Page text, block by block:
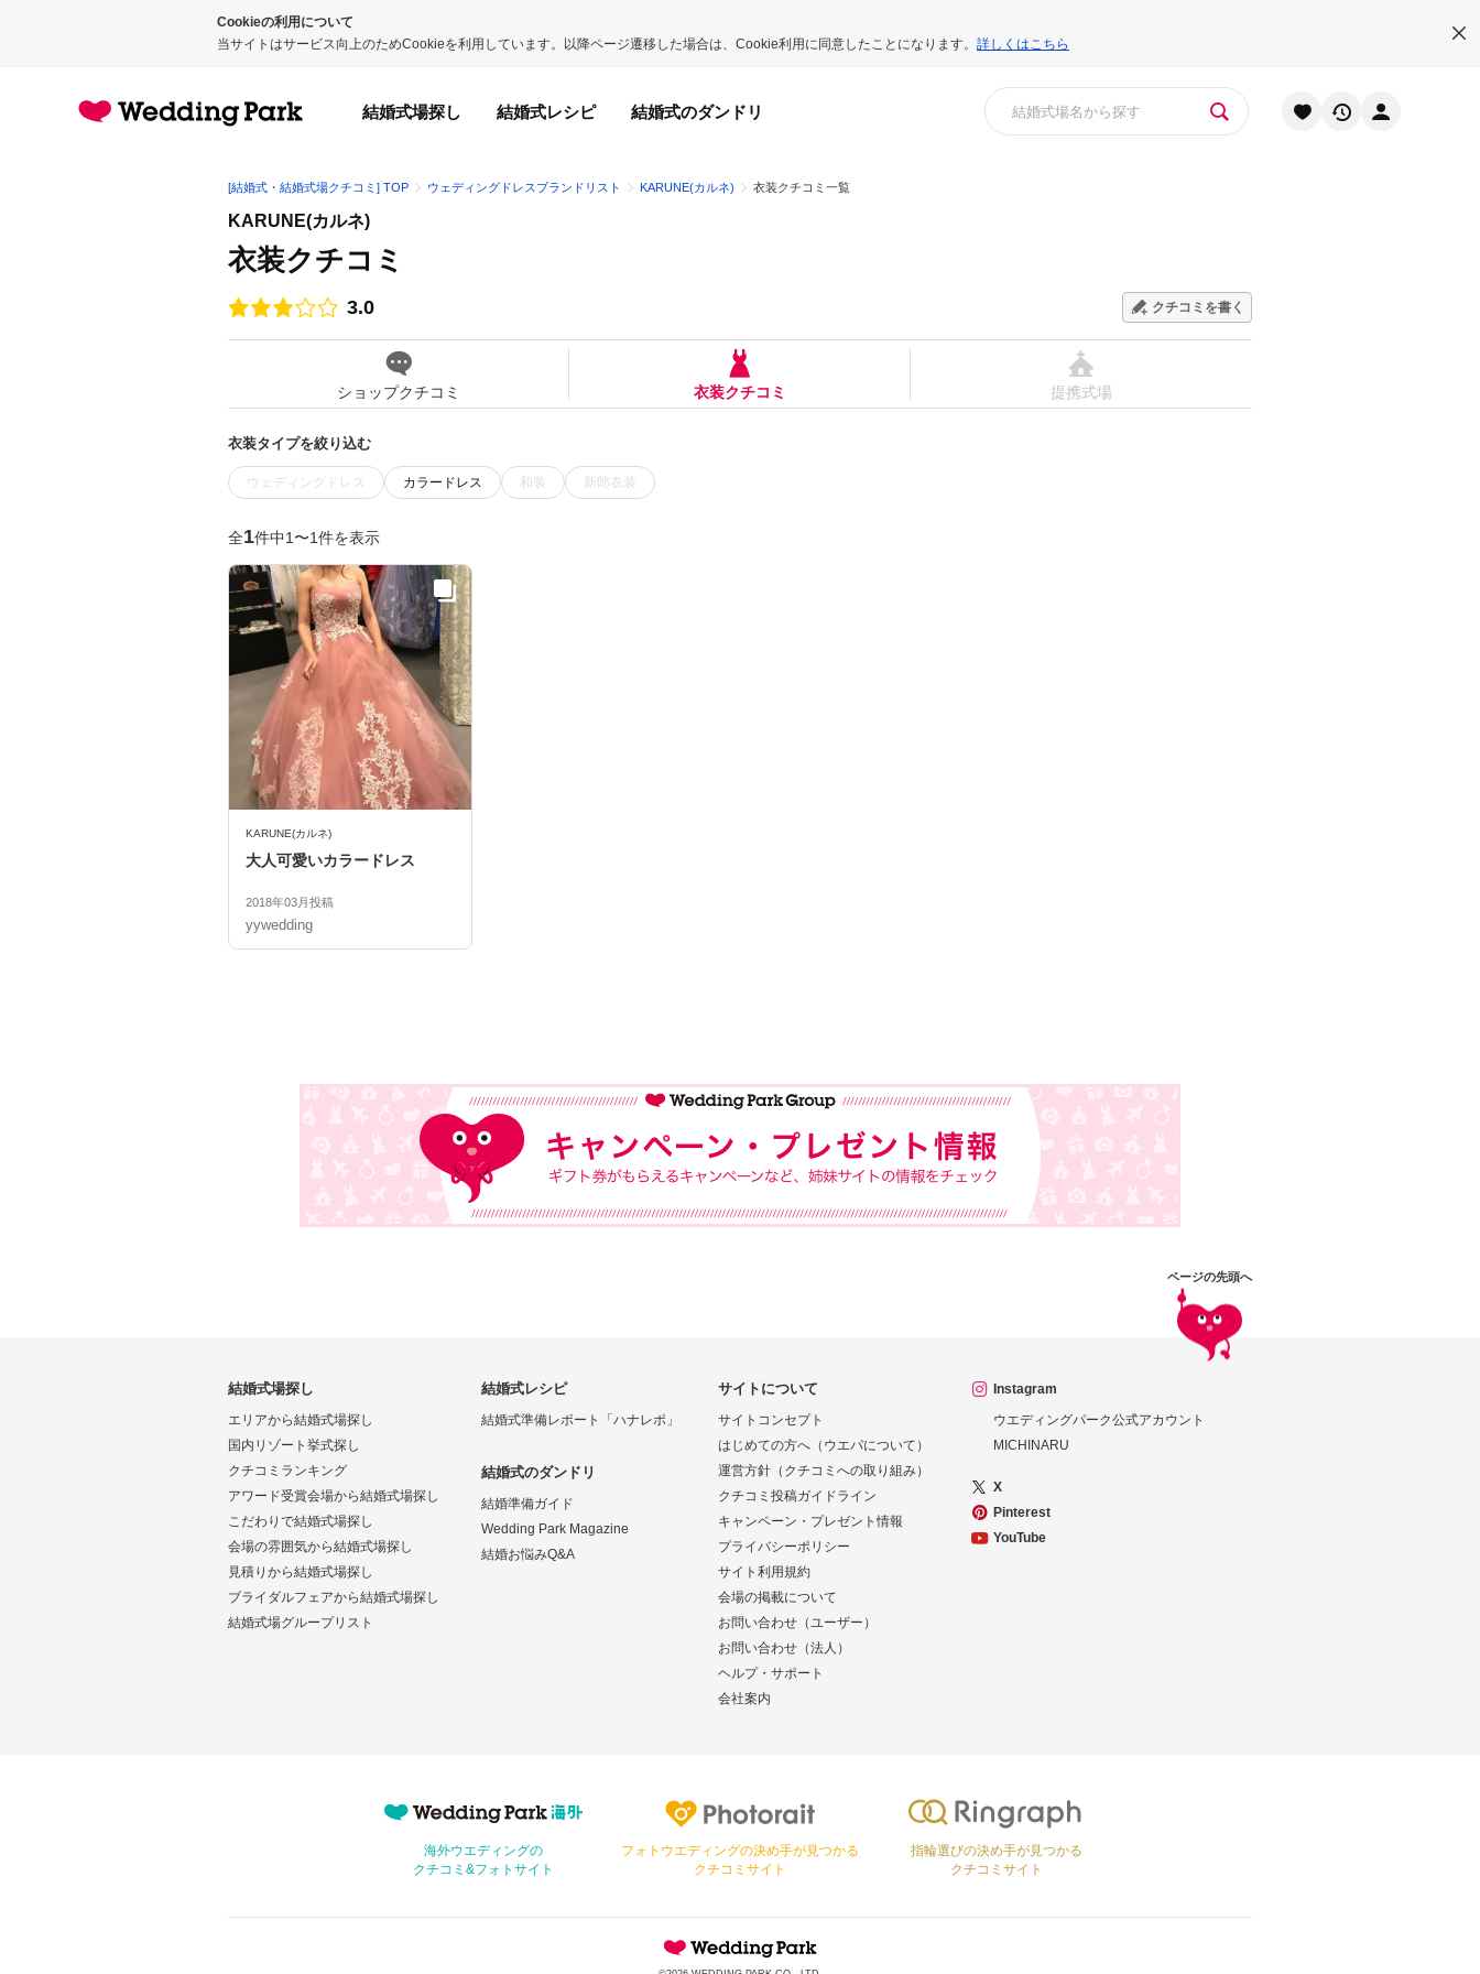
Cookieの利用について
当サイトはサービス向上のためCookieを利用しています。以降ページ遷移した場合は、Cookie利用に同意したことになります。 詳しくはこちら
結婚式場探し 結婚式レシピ 結婚式のダンドリ
[結婚式・結婚式場クチコミ] TOP ウェディングドレスブランドリスト KARUNE(カルネ) 衣装クチコミ一覧
KARUNE(カルネ)
衣装クチコミ
点数
3.0 クチコミを書く
ショップクチコミ 衣装クチコミ 提携式場
衣装タイプを絞り込む
ウェディングドレス カラードレス 和装 新郎衣装
全1件中1〜1件を表示
KARUNE(カルネ)
大人可愛いカラードレス
2018年03月投稿
yywedding
結婚式場探し
エリアから結婚式場探し
国内リゾート挙式探し
クチコミランキング
アワード受賞会場から結婚式場探し
こだわりで結婚式場探し
会場の雰囲気から結婚式場探し
見積りから結婚式場探し
ブライダルフェアから結婚式場探し
結婚式場グループリスト
結婚式レシピ
結婚式準備レポート「ハナレポ」
結婚式のダンドリ
結婚準備ガイド
Wedding Park Magazine
結婚お悩みQ&A
サイトについて
サイトコンセプト
はじめての方へ（ウエパについて）
運営方針（クチコミへの取り組み）
クチコミ投稿ガイドライン
キャンペーン・プレゼント情報
プライバシーポリシー
サイト利用規約
会場の掲載について
お問い合わせ（ユーザー）
お問い合わせ（法人）
ヘルプ・サポート
会社案内
Instagram
ウエディングパーク公式アカウント
MICHINARU
X
Pinterest
YouTube
ページの先頭へ
海外ウエディングの
クチコミ&フォトサイト
フォトウエディングの決め手が見つかる
クチコミサイト
指輪選びの決め手が見つかる
クチコミサイト